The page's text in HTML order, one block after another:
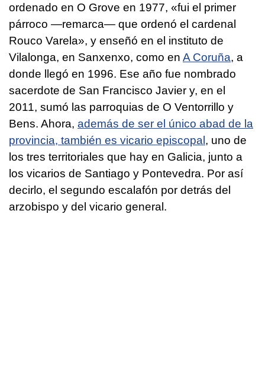
ordenado en O Grove en 1977, «fui el primer
párroco —remarca— que ordenó el cardenal
Rouco Varela», y enseñó en el instituto de
Vilalonga, en Sanxenxo, como en A Coruña, a
donde llegó en 1996. Ese año fue nombrado
sacerdote de San Francisco Javier y, en el
2011, sumó las parroquias de O Ventorrillo y
Bens. Ahora, además de ser el único abad de la
provincia, también es vicario episcopal , uno de
los tres territoriales que hay en Galicia, junto a
los vicarios de Santiago y Pontevedra. Por así
decirlo, el segundo escalafón por detrás del
arzobispo y del vicario general.